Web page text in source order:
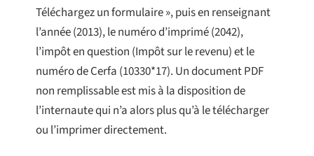
Téléchargez un formulaire », puis en renseignant
l’année (2013), le numéro d’imprimé (2042),
l’impôt en question (Impôt sur le revenu) et le
numéro de Cerfa (10330*17). Un document PDF
non remplissable est mis à la disposition de
l’internaute qui n’a alors plus qu’à le télécharger
ou l’imprimer directement.